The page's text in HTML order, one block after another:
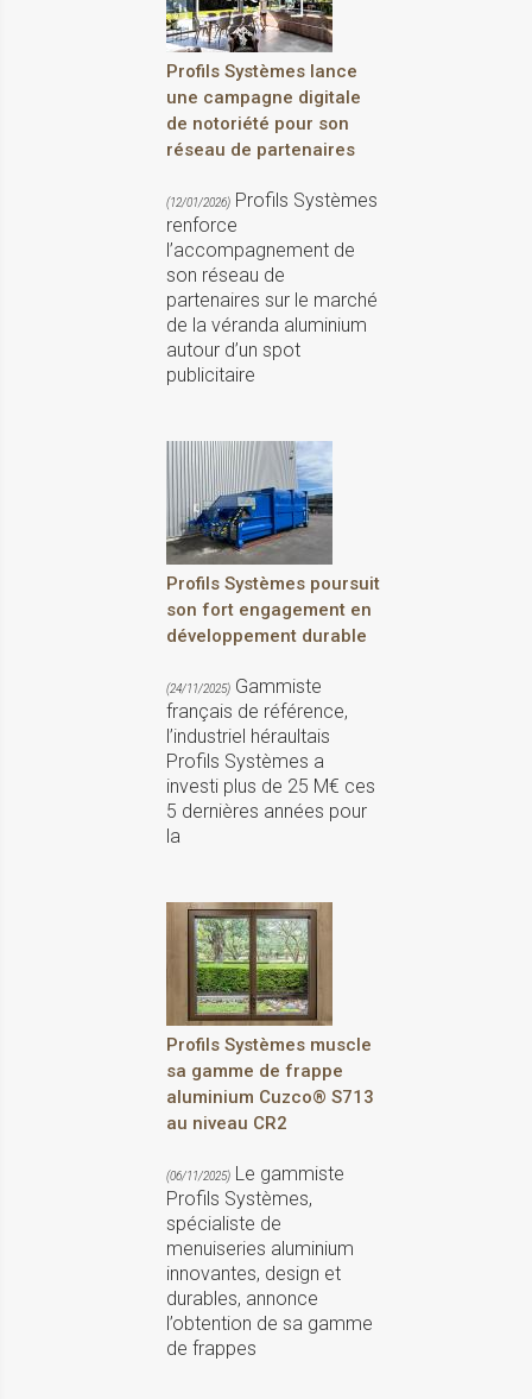
Profils Systèmes lance
une campagne digitale
de notoriété pour son
réseau de partenaires
(12/01/2026) Profils Systèmes
renforce
l’accompagnement de
son réseau de
partenaires sur le marché
de la véranda aluminium
autour d’un spot
publicitaire
Profils Systèmes poursuit
son fort engagement en
développement durable
(24/11/2025) Gammiste
français de référence,
l’industriel héraultais
Profils Systèmes a
investi plus de 25 M€ ces
5 dernières années pour
la
Profils Systèmes muscle
sa gamme de frappe
aluminium Cuzco® S713
au niveau CR2
(06/11/2025) Le gammiste
Profils Systèmes,
spécialiste de
menuiseries aluminium
innovantes, design et
durables, annonce
l’obtention de sa gamme
de frappes